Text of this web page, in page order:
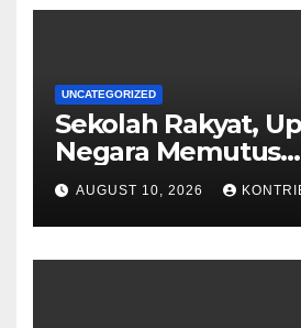
UNCATEGORIZED
Sekolah Rakyat,
Negara Memutus
Kemiskinan
AUGUST 10, 2026